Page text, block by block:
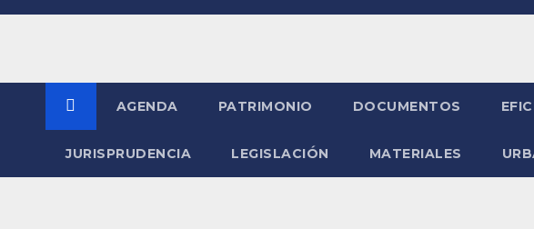
Saltar
AGENDA PATRIMONIO DOCUMENTOS
JURISPRUDENCIA LEGISLACIÓN MATERIALES